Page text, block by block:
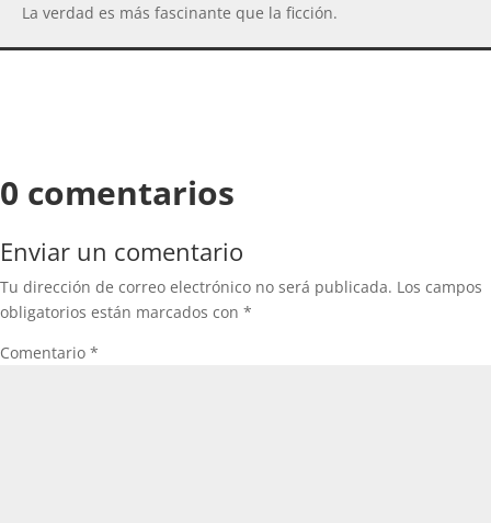
La verdad es más fascinante que la ficción.
0 comentarios
Enviar un comentario
Tu dirección de correo electrónico no será publicada. Los campos
obligatorios están marcados con *
Comentario *